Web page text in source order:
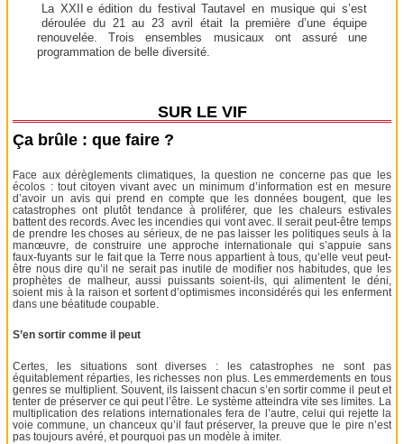
La XXII e édition du festival Tautavel en musique qui s’est
déroulée du 21 au 23 avril était la première d’une équipe
renouvelée. Trois ensembles musicaux ont assuré une
programmation de belle diversité.
SUR LE VIF
Ça brûle : que faire ?
Face aux dérèglements climatiques, la question ne concerne pas que les
écolos : tout citoyen vivant avec un minimum d’information est en mesure
d’avoir un avis qui prend en compte que les données bougent, que les
catastrophes ont plutôt tendance à proliférer, que les chaleurs estivales
battent des records. Avec les incendies qui vont avec. Il serait peut-être temps
de prendre les choses au sérieux, de ne pas laisser les politiques seuls à la
manœuvre, de construire une approche internationale qui s’appuie sans
faux-fuyants sur le fait que la Terre nous appartient à tous, qu’elle veut peut-
être nous dire qu’il ne serait pas inutile de modifier nos habitudes, que les
prophètes de malheur, aussi puissants soient-ils, qui alimentent le déni,
soient mis à la raison et sortent d’optimismes inconsidérés qui les enferment
dans une béatitude coupable.
S’en sortir comme il peut
Certes, les situations sont diverses : les catastrophes ne sont pas
équitablement réparties, les richesses non plus. Les emmerdements en tous
genres se multiplient. Souvent, ils laissent chacun s’en sortir comme il peut et
tenter de préserver ce qui peut l’être. Le système atteindra vite ses limites. La
multiplication des relations internationales fera de l’autre, celui qui rejette la
voie commune, un chanceux qu’il faut préserver, la preuve que le pire n’est
pas toujours avéré, et pourquoi pas un modèle à imiter.